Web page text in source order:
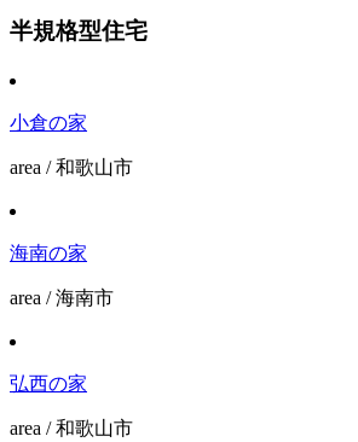
半規格型住宅
小倉の家
area / 和歌山市
海南の家
area / 海南市
弘西の家
area / 和歌山市